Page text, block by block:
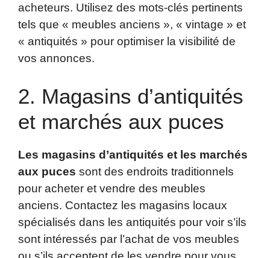
acheteurs. Utilisez des mots-clés pertinents
tels que « meubles anciens », « vintage » et
« antiquités » pour optimiser la visibilité de
vos annonces.
2. Magasins d’antiquités
et marchés aux puces
Les magasins d’antiquités et les marchés
aux puces sont des endroits traditionnels
pour acheter et vendre des meubles
anciens. Contactez les magasins locaux
spécialisés dans les antiquités pour voir s’ils
sont intéressés par l’achat de vos meubles